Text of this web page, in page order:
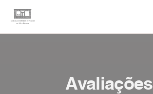
Avaliações